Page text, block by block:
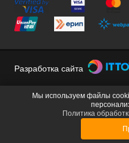
Разработка сайта
Мы используем файлы
Политика